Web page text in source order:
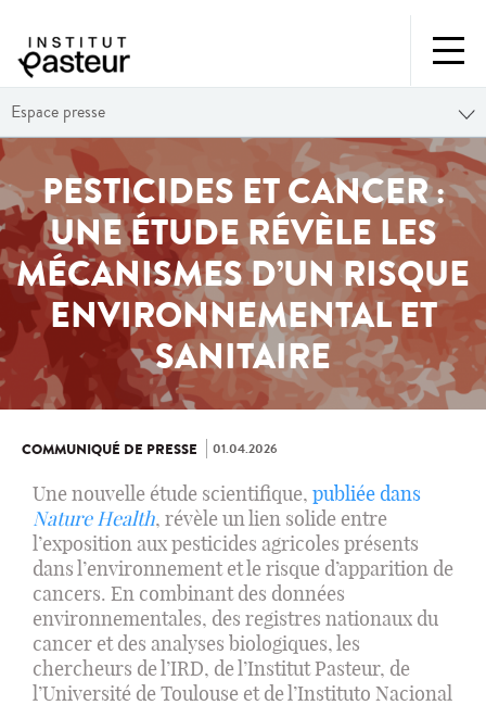
Espace presse
PESTICIDES ET CANCER :
UNE ÉTUDE RÉVÈLE LES
MÉCANISMES D’UN RISQUE
ENVIRONNEMENTAL ET
SANITAIRE
COMMUNIQUÉ DE PRESSE 01.04.2026
Une nouvelle étude scientifique, publiée dans
Nature Health, révèle un lien solide entre
l’exposition aux pesticides agricoles présents
dans l’environnement et le risque d’apparition de
cancers. En combinant des données
environnementales, des registres nationaux du
cancer et des analyses biologiques, les
chercheurs de l’IRD, de l’Institut Pasteur, de
l’Université de Toulouse et de l’Instituto Nacional